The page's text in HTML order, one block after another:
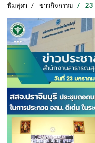
พิมสุดา ข่าวกิจกรรม 23